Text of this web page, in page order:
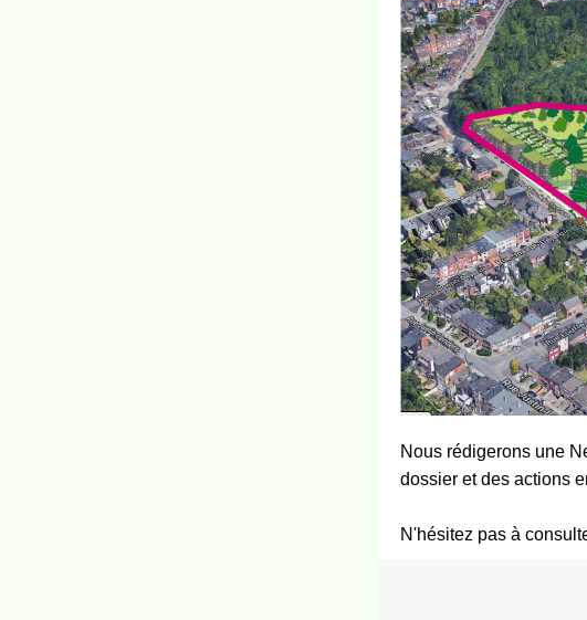
Nous rédigerons une
dossier et des actions
N'hésitez pas à